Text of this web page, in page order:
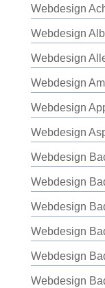
Webdesign
Webdesign
Webdesign
Webdesign
Webdesign
Webdesign
Webdesign
Webdesign
Webdesign
Webdesign
Webdesign
Webdesign